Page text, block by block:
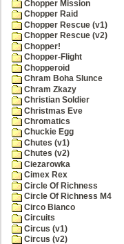
Chopper Mission
Chopper Raid
Chopper Rescue (v1)
Chopper Rescue (v2)
Chopper!
Chopper-Flight
Chopperoid
Chram Boha Slunce
Chram Zkazy
Christian Soldier
Christmas Eve
Chromatics
Chuckie Egg
Chutes (v1)
Chutes (v2)
Ciezarowka
Cimex Rex
Circle Of Richness
Circle Of Richness M4
Circo Bianco
Circuits
Circus (v1)
Circus (v2)